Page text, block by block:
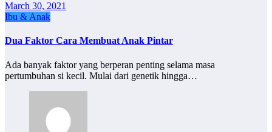
March 30, 2021
Ibu & Anak
Dua Faktor Cara Membuat Anak Pintar
Ada banyak faktor yang berperan penting selama masa
pertumbuhan si kecil. Mulai dari genetik hingga…